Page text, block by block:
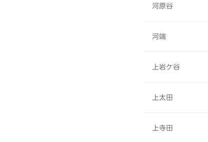
河原谷
河端
上岩ケ谷
上太田
上寺田